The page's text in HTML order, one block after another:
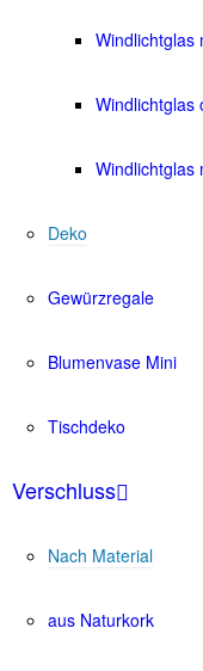
Windlichtglas
Windlichtglas
Windlichtglas
Deko
Gewürzregale
Blumenvase Mini
Tischdeko
Verschluss
Nach Material
aus Naturkork